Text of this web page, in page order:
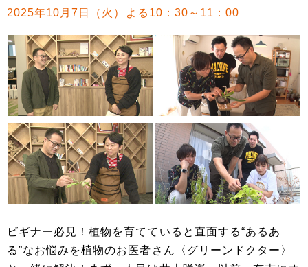
2025年10月7日（火）よる10：30～11：00
ビギナー必見！植物を育てていると直面する“あるあ
る”なお悩みを植物のお医者さん〈グリーンドクター〉